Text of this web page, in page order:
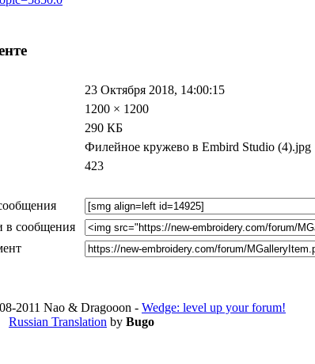
23 Октября 2018, 14:00:15
1200 × 1200
290 КБ
Филейное кружево в Embird Studio (4).jpg
423
в сообщения
2011 Nao & Dragooon - Wedge: level up your forum!
Russian Translation by Bugo